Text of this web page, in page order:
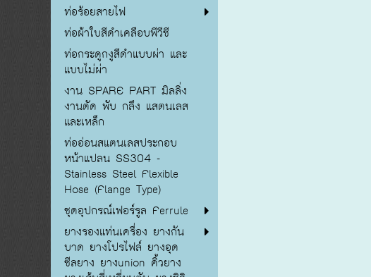
ท่อร้อยสายไฟ
ท่อผ้าใบสีดำเคลือบพีวีซี
ท่อกระดูกงูสีดำแบบผ่า และ
แบบไม่ผ่า
งาน SPARE PART มิลลิ่ง
งานตัด พับ กลึง แสตนเลส
และเหล็ก
ท่ออ่อนสแตนเลสประกอบ
หน้าแปลน SS304 -
Stainless Steel Flexible
Hose (Flange Type)
ชุดอุปกรณ์เฟอร์รูล Ferrule
ยางรองแท่นเครื่อง ยางกัน
บาด ยางโปรไฟล์ ยางอุด
ซีลยาง ยางunion คิ้วยาง